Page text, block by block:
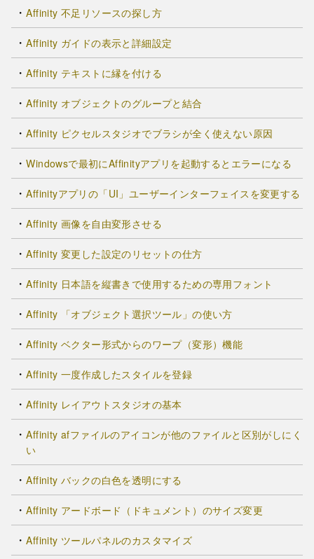
Affinity 不足リソースの探し方
Affinity ガイドの表示と詳細設定
Affinity テキストに縁を付ける
Affinity オブジェクトのグループと結合
Affinity ピクセルスタジオでブラシが全く使えない原因
Windowsで最初にAffinityアプリを起動するとエラーになる
Affinityアプリの「UI」ユーザーインターフェイスを変更する
Affinity 画像を自由変形させる
Affinity 変更した設定のリセットの仕方
Affinity 日本語を縦書きで使用するための専用フォント
Affinity 「オブジェクト選択ツール」の使い方
Affinity ベクター形式からのワープ（変形）機能
Affinity 一度作成したスタイルを登録
Affinity レイアウトスタジオの基本
Affinity afファイルのアイコンが他のファイルと区別がしにく
い
Affinity バックの白色を透明にする
Affinity アードボード（ドキュメント）のサイズ変更
Affinity ツールパネルのカスタマイズ